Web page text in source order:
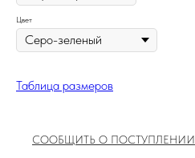
Цвет
Таблица размеров
СООБЩИТЬ О ПОСТУПЛЕНИИ